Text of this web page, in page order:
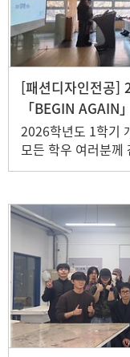
[패션디자인전공]
「BEGIN AGAIN」
2026학년도 1학기
모든 학우 여러분께